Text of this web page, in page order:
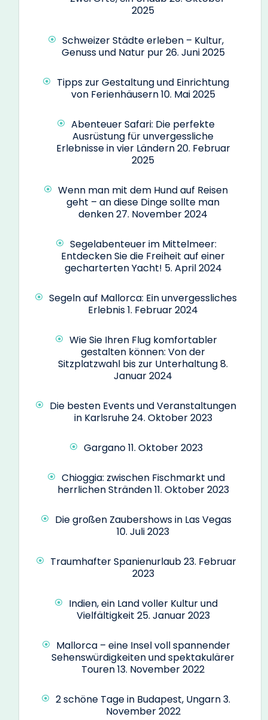
2025
Schweizer Städte erleben – Kultur,
Genuss und Natur pur26. Juni 2025
Tipps zur Gestaltung und Einrichtung
von Ferienhäusern10. Mai 2025
Abenteuer Safari: Die perfekte
Ausrüstung für unvergessliche
Erlebnisse in vier Ländern20. Februar
2025
Wenn man mit dem Hund auf Reisen
geht – an diese Dinge sollte man
denken27. November 2024
Segelabenteuer im Mittelmeer:
Entdecken Sie die Freiheit auf einer
gecharterten Yacht! 5. April 2024
Segeln auf Mallorca: Ein unvergessliches
Erlebnis1. Februar 2024
Wie Sie Ihren Flug komfortabler
gestalten können: Von der
Sitzplatzwahl bis zur Unterhaltung8.
Januar 2024
Die besten Events und Veranstaltungen
in Karlsruhe24. Oktober 2023
Gargano11. Oktober 2023
Chioggia: zwischen Fischmarkt und
herrlichen Stränden11. Oktober 2023
Die großen Zaubershows in Las Vegas
10. Juli 2023
Traumhafter Spanienurlaub23. Februar
2023
Indien, ein Land voller Kultur und
Vielfältigkeit 25. Januar 2023
Mallorca – eine Insel voll spannender
Sehenswürdigkeiten und spektakulärer
Touren13. November 2022
2 schöne Tage in Budapest, Ungarn3.
November 2022